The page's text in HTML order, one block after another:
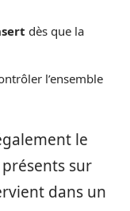
dès que la
l’ensemble
le
sur
dans un